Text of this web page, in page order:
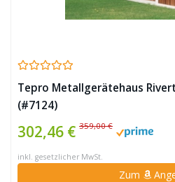
Tepro Metallgerätehaus
(#7124)
302,46 € 359,00 €
inkl. gesetzlicher MwSt.
Zum